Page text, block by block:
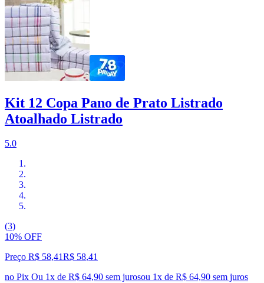
Kit 12 Copa Pano de Prato Listrado
Atoalhado Listrado
5.0
(3)
10% OFF
Preço R$ 58,41R$ 58,41
no Pix Ou 1x de R$ 64,90 sem jurosou 1x de R$ 64,90 sem juros